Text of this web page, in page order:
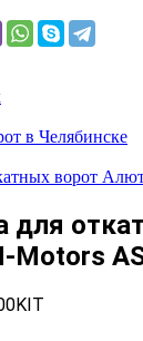
в Челябинске
ворот
для
Motors